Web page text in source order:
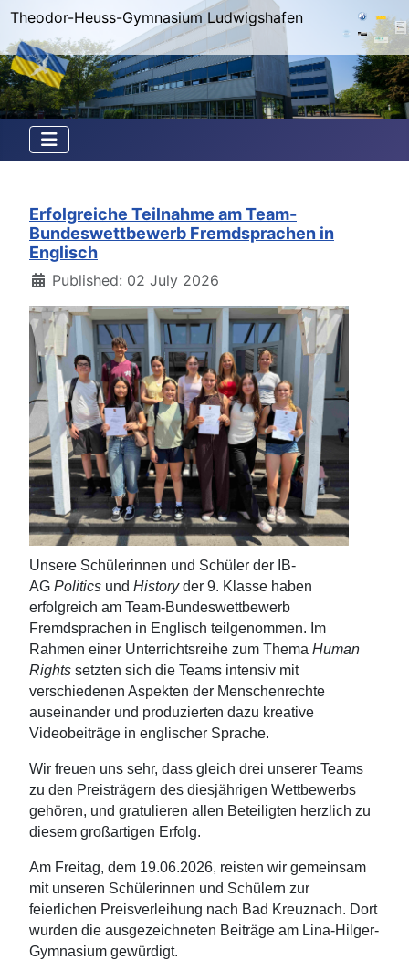
Theodor-Heuss-Gymnasium Ludwigshafen
Erfolgreiche Teilnahme am Team-
Bundeswettbewerb Fremdsprachen in
Englisch
DetailsPublished: 02 July 2026
Unsere Schülerinnen und Schüler der IB-
AG Politics und Historyder 9. Klasse haben
erfolgreich am Team-Bundeswettbewerb
Fremdsprachen in Englisch teilgenommen. Im
Rahmen einer Unterrichtsreihe zum Thema Human
Rights setzten sich die Teams intensiv mit
verschiedenen Aspekten der Menschenrechte
auseinander und produzierten dazu kreative
Videobeiträge in englischer Sprache.
Wir freuen uns sehr, dass gleich drei unserer Teams
zu den Preisträgern des diesjährigen Wettbewerbs
gehören, und gratulieren allen Beteiligten herzlich zu
diesem großartigen Erfolg.
Am Freitag, dem 19.06.2026, reisten wir gemeinsam
mit unseren Schülerinnen und Schülern zur
feierlichen Preisverleihung nach Bad Kreuznach. Dort
wurden die ausgezeichneten Beiträge am Lina-Hilger-
Gymnasium gewürdigt.